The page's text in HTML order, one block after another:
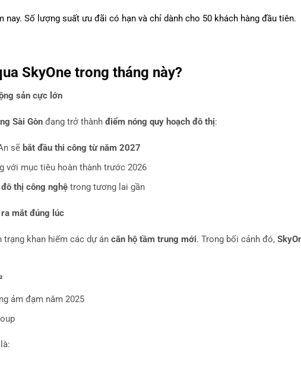
Số lượng suất ưu đãi có hạn và chỉ dành cho 50 khách hàng đầu tiên.
SkyOne trong tháng này?
sản cực lớn
Sài Gòn đang trở thành điểm nóng quy hoạch đô thị:
sẽ bắt đầu thi công từ năm 2027
với mục tiêu hoàn thành trước 2026
đô thị công nghệtrong tương lai gần
mắt đúng lúc
khan hiếm các dự án căn hộ tầm trung mới. Trong bối cảnh đó,
ảm đạm năm 2025